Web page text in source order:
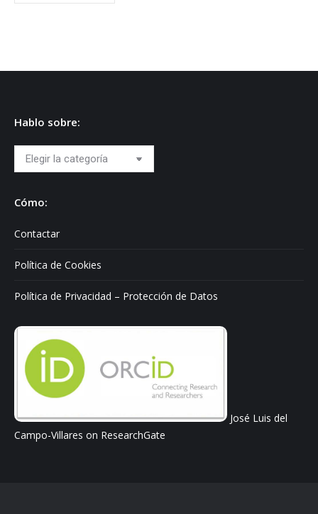
Hablo sobre:
Hablo
sobre:
Cómo:
Contactar
Política de Cookies
Política de Privacidad – Protección de Datos
José Luis del
Campo-Villares on ResearchGate